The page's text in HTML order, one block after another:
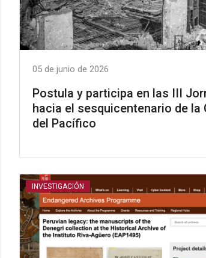
05 de junio de 2026
Postula y participa en las III
hacia el sesquicentenario de la
del Pacífico
INVESTIGACIÓN